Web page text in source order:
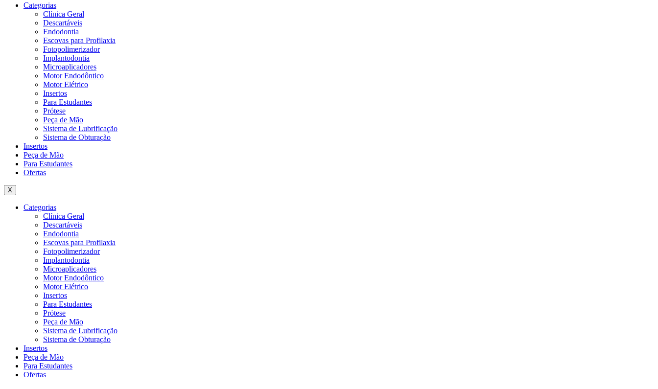
Categorias
Clínica Geral
Descartáveis
Endodontia
Escovas para Profilaxia
Fotopolimerizador
Implantodontia
Microaplicadores
Motor Endodôntico
Motor Elétrico
Insertos
Para Estudantes
Prótese
Peça de Mão
Sistema de Lubrificação
Sistema de Obturação
Insertos
Peça de Mão
Para Estudantes
Ofertas
X
Categorias
Clínica Geral
Descartáveis
Endodontia
Escovas para Profilaxia
Fotopolimerizador
Implantodontia
Microaplicadores
Motor Endodôntico
Motor Elétrico
Insertos
Para Estudantes
Prótese
Peça de Mão
Sistema de Lubrificação
Sistema de Obturação
Insertos
Peça de Mão
Para Estudantes
Ofertas